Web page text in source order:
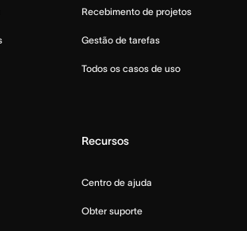
Recebimento de projetos
Gestão de tarefas
Todos os casos de uso
Recursos
Centro de ajuda
Obter suporte